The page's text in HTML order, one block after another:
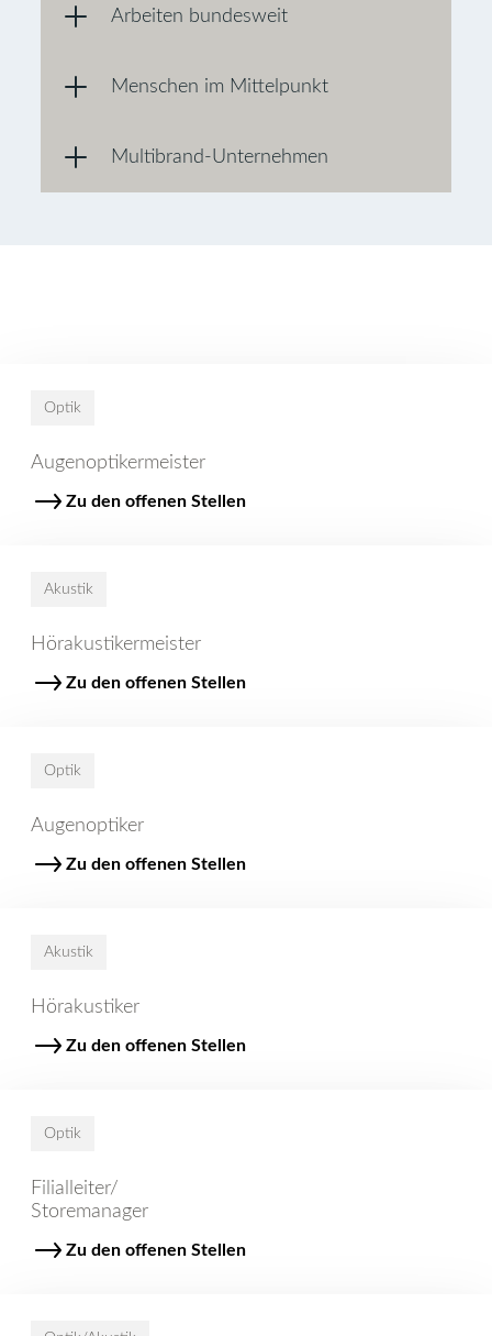
Arbeiten bundesweit
Menschen im Mittelpunkt
Multibrand-Unternehmen
Optik
Augenoptikermeister
Zu den offenen Stellen
Akustik
Hörakustikermeister
Zu den offenen Stellen
Optik
Augenoptiker
Zu den offenen Stellen
Akustik
Hörakustiker
Zu den offenen Stellen
Optik
Filialleiter/
Storemanager
Zu den offenen Stellen